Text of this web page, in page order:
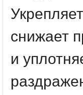
снижает
и